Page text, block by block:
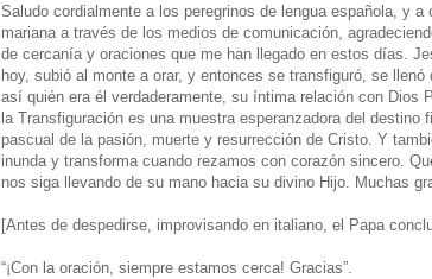
Saludo cordialmente a los peregrinos de lengua española, y
mariana a través de los medios de comunicación,
de cercanía y oraciones que me han llegado en estos días.
hoy, subió al monte a orar, y entonces se transfiguró, se
así quién era él verdaderamente, su íntima relación con Dios
la Transfiguración es una muestra esperanzadora del destino
pascual de la pasión, muerte y resurrección de Cristo. Y
inunda y transforma cuando rezamos con corazón sincero.
nos siga llevando de su mano hacia su divino Hijo. Muchas
[Antes de despedirse, improvisando en italiano, el Papa
“¡Con la oración, siempre estamos cerca! Gracias”.